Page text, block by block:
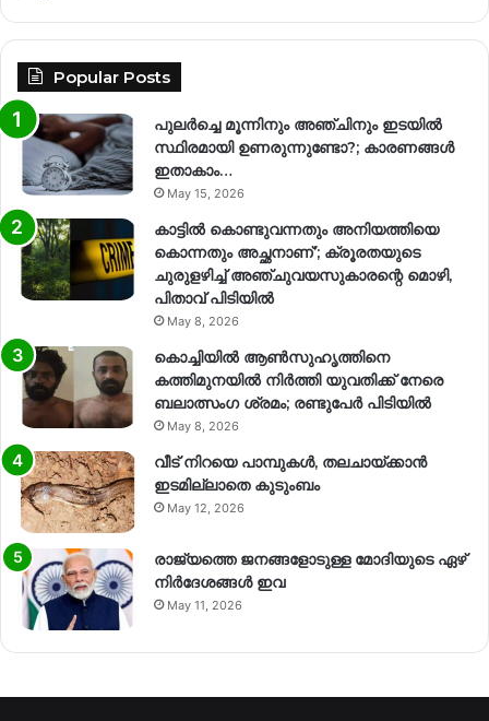
Popular Posts
പുലർച്ചെ മൂന്നിനും അഞ്ചിനും ഇടയിൽ
സ്ഥിരമായി ഉണരുന്നുണ്ടോ?; കാരണങ്ങള്‍
ഇതാകാം…
May 15, 2026
കാട്ടിൽ കൊണ്ടുവന്നതും അനിയത്തിയെ
കൊന്നതും അച്ഛനാണ്’; ക്രൂരതയുടെ
ചുരുളഴിച്ച് അഞ്ചുവയസുകാരന്റെ മൊഴി,
പിതാവ് പിടിയിൽ
May 8, 2026
കൊച്ചിയിൽ ആൺസുഹൃത്തിനെ
കത്തിമുനയിൽ നിർത്തി യുവതിക്ക് നേരെ
ബലാത്സംഗ​ ശ്രമം; രണ്ടുപേർ പിടിയിൽ
May 8, 2026
വീട് നിറയെ പാമ്പുകൾ, തലചായ്ക്കാൻ
ഇടമില്ലാതെ കുടുംബം
May 12, 2026
രാജ്യത്തെ ജനങ്ങളോടുള്ള മോദിയുടെ ഏഴ്
നിര്‍ദേശങ്ങള്‍ ഇവ
May 11, 2026